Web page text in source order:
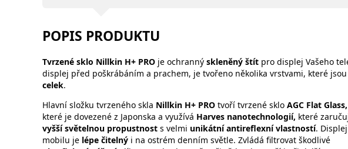
POPIS PRODUKTU
Tvrzené sklo Nillkin H+ PRO je ochranný skleněný štít pro displej Vašeho
displej před poškrábáním a prachem, je tvořeno několika vrstvami, které
celek.
Hlavní složku tvrzeného skla Nillkin H+ PRO tvoří tvrzené sklo AGC Flat Glass,
které je dovezené z Japonska a využívá Harves nanotechnologií, které
vyšší světelnou propustnost s velmi unikátní antireflexní vlastností. Displej
mobilu je lépe čitelný i na ostrém denním světle. Zvládá filtrovat škodlivé